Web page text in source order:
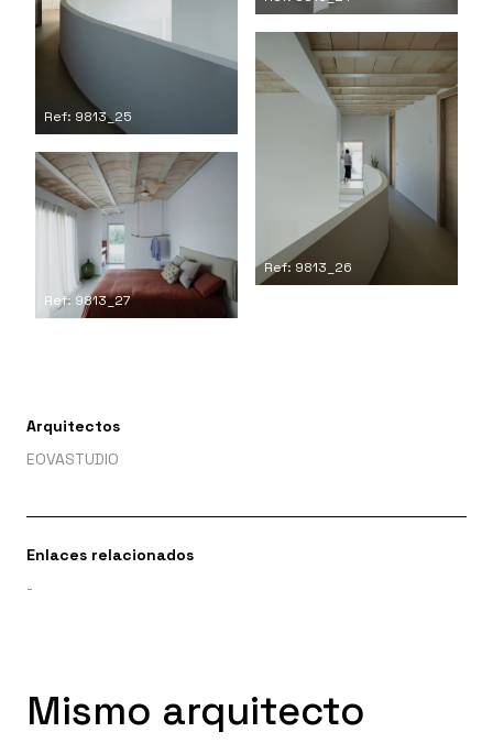
Ref: 9813_25
Ref: 9813_26
Ref: 9813_27
Arquitectos
EOVASTUDIO
Enlaces relacionados
-
Mismo arquitecto